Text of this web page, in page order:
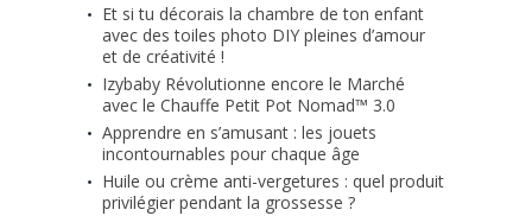
Et si tu décorais la chambre de ton enfant
avec des toiles photo DIY pleines d’amour
et de créativité !
Izybaby Révolutionne encore le Marché
avec le Chauffe Petit Pot Nomad™ 3.0
Apprendre en s’amusant : les jouets
incontournables pour chaque âge
Huile ou crème anti-vergetures : quel produit
privilégier pendant la grossesse ?